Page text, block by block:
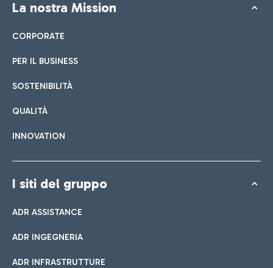
La nostra Mission
CORPORATE
PER IL BUSINESS
SOSTENIBILITÀ
QUALITÀ
INNOVATION
I siti del gruppo
ADR ASSISTANCE
ADR INGEGNERIA
ADR INFRASTRUTTURE